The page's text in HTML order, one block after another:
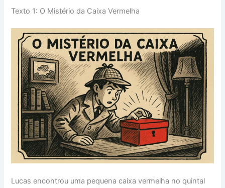
Texto 1: O Mistério da Caixa Vermelha
Lucas encontrou uma pequena caixa vermelha no quintal